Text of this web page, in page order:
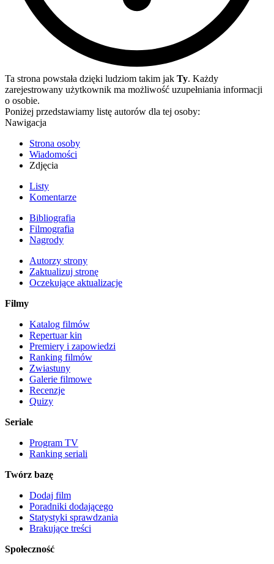
Ta strona powstała dzięki ludziom takim jak Ty. Każdy
zarejestrowany użytkownik ma możliwość uzupełniania informacji
o osobie.
Poniżej przedstawiamy listę autorów dla tej osoby:
Nawigacja
Strona osoby
Wiadomości
Zdjęcia
Listy
Komentarze
Bibliografia
Filmografia
Nagrody
Autorzy strony
Zaktualizuj stronę
Oczekujące aktualizacje
Filmy
Katalog filmów
Repertuar kin
Premiery i zapowiedzi
Ranking filmów
Zwiastuny
Galerie filmowe
Recenzje
Quizy
Seriale
Program TV
Ranking seriali
Twórz bazę
Dodaj film
Poradniki dodającego
Statystyki sprawdzania
Brakujące treści
Społeczność